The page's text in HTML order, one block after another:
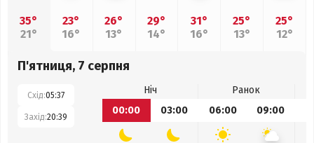
35°
21°
23°
16°
26°
13°
29°
14°
31°
16°
25°
13°
25°
12°
П'ятниця, 7 серпня
Схід:05:37
Захід:20:39
Ніч
Ранок
00:00
03:00 06:00 09:00